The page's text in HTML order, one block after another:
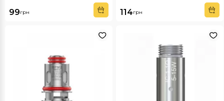
99грн 114грн